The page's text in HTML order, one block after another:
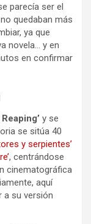
parecía ser el
quedaban más
ya que
novela… y en
en confirmar
y se
se sitúa 40
y serpientes’
, centrándose
cinematográfica
aquí
a su versión